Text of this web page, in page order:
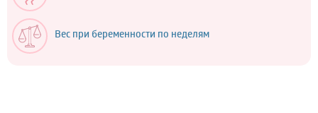
Вес при беременности по неделям